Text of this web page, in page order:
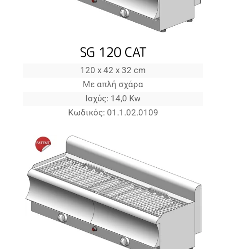
SG 120 CAT
120 x 42 x 32 cm
Με απλή σχάρα
Ισχύς: 14,0 Kw
Κωδικός: 01.1.02.0109